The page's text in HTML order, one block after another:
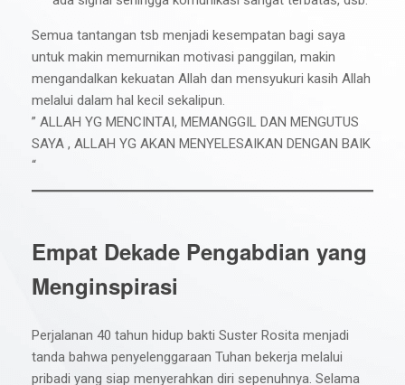
Semua tantangan tsb menjadi kesempatan bagi saya
untuk makin memurnikan motivasi panggilan, makin
mengandalkan kekuatan Allah dan mensyukuri kasih Allah
melalui dalam hal kecil sekalipun.
” ALLAH YG MENCINTAI, MEMANGGIL DAN MENGUTUS
SAYA , ALLAH YG AKAN MENYELESAIKAN DENGAN BAIK
“
Empat Dekade Pengabdian yang
Menginspirasi
Perjalanan 40 tahun hidup bakti Suster Rosita menjadi
tanda bahwa penyelenggaraan Tuhan bekerja melalui
pribadi yang siap menyerahkan diri sepenuhnya. Selama